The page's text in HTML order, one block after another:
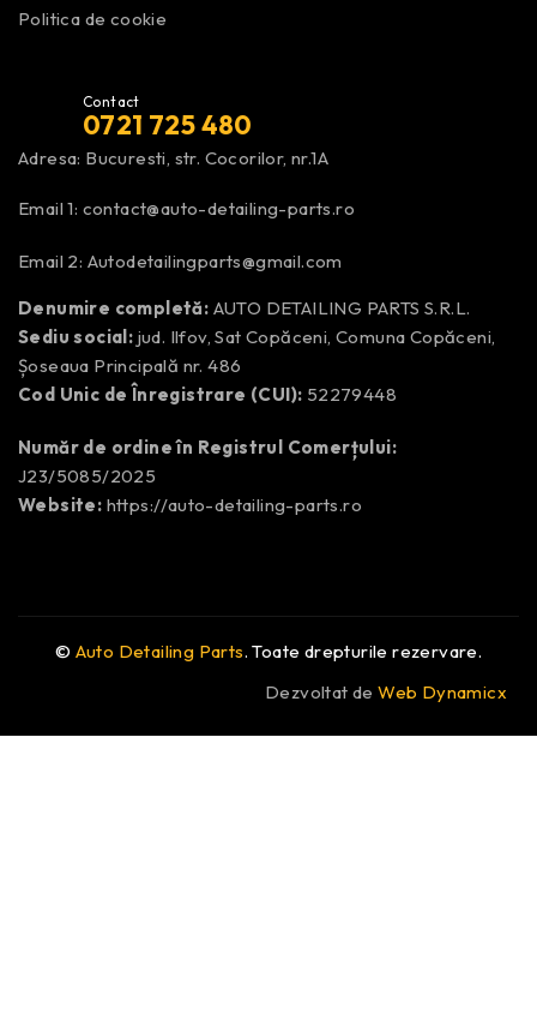
Politica de cookie
Contact
0721 725 480
Adresa: Bucuresti, str. Cocorilor, nr.1A
Email 1: contact@auto-detailing-parts.ro
Email 2: Autodetailingparts@gmail.com
Denumire completă: AUTO DETAILING PARTS S.R.L.
Sediu social: jud. Ilfov, Sat Copăceni, Comuna Copăceni,
Șoseaua Principală nr. 486
Cod Unic de Înregistrare (CUI): 52279448
Număr de ordine în Registrul Comerțului:
J23/5085/2025
Website: https://auto-detailing-parts.ro
© Auto Detailing Parts. Toate drepturile rezervare.
Dezvoltat deWeb Dynamicx